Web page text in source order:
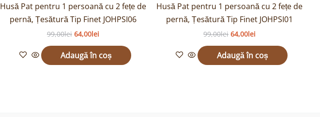
Husă Pat pentru 1 persoană cu 2 fețe de
pernă, Țesătură Tip Finet JOHPSI06
99,00lei 64,00lei
Adaugă în coș
Husă Pat pentru 1 persoană cu 2 fețe de
pernă, Țesătură Tip Finet JOHPSI01
99,00lei 64,00lei
Adaugă în coș